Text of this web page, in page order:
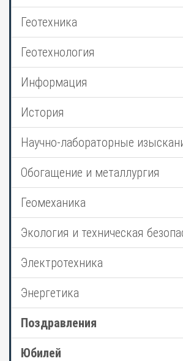
Геотехника
Геотехнология
Информация
История
Научно-лабораторные
Обогащение и металлургия
Геомеханика
Экология и техническая
Электротехника
Энергетика
Поздравления
Юбилей